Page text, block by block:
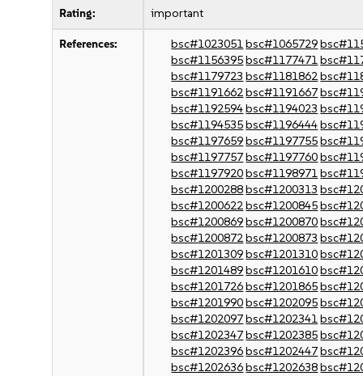
Rating: important
References: bsc#1023051bsc#1065729
bsc#1156395bsc#1177471
bsc#1179723 bsc#1181862
bsc#1191662bsc#1191667
bsc#1192594bsc#1194023
bsc#1194535bsc#1196444
bsc#1197659bsc#1197755
bsc#1197757bsc#1197760
bsc#1197920bsc#1198971
bsc#1200288bsc#1200313
bsc#1200622bsc#1200845
bsc#1200869bsc#1200870
bsc#1200872bsc#1200873
bsc#1201309bsc#1201310
bsc#1201489bsc#1201610
bsc#1201726bsc#1201865
bsc#1201990bsc#1202095
bsc#1202097bsc#1202341
bsc#1202347bsc#1202385
bsc#1202396bsc#1202447
bsc#1202636bsc#1202638